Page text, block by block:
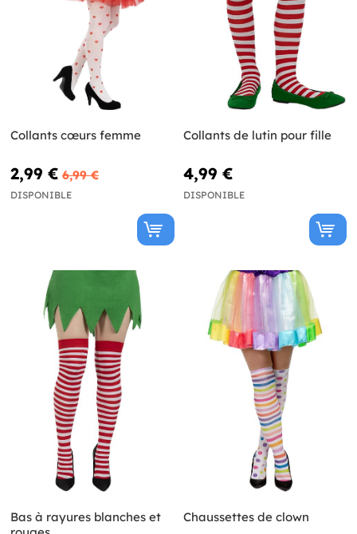
Collants cœurs femme
2,99 € 6,99 €
DISPONIBLE
Collants de lutin pour fille
4,99 €
DISPONIBLE
Bas à rayures blanches et
Chaussettes de clown